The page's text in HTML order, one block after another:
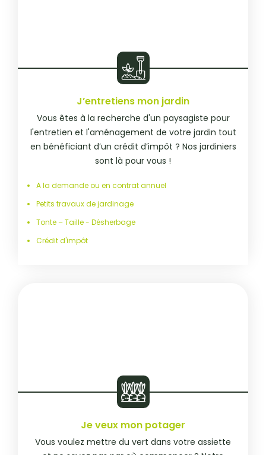
J’entretiens mon jardin
Vous êtes à la recherche d'un paysagiste pour
l'entretien et l'aménagement de votre jardin tout
en bénéficiant d’un crédit d’impôt ? Nos jardiniers
sont là pour vous !
A la demande ou en contrat annuel
Petits travaux de jardinage
Tonte – Taille - Désherbage
Crédit d'impôt
Je veux mon potager
Vous voulez mettre du vert dans votre assiette